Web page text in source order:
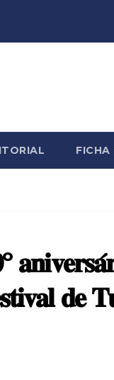
FICHA
𝐝𝐞